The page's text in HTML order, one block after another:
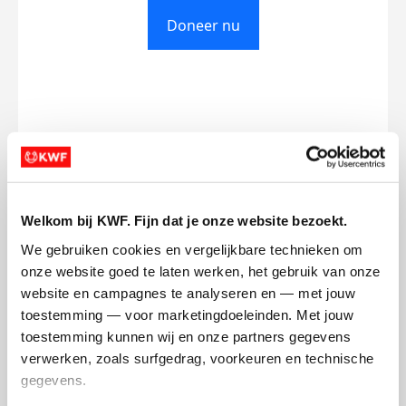
Welkom bij KWF. Fijn dat je onze website bezoekt.
We gebruiken cookies en vergelijkbare technieken om
onze website goed te laten werken, het gebruik van onze
website en campagnes te analyseren en — met jouw
toestemming — voor marketingdoeleinden. Met jouw
toestemming kunnen wij en onze partners gegevens
verwerken, zoals surfgedrag, voorkeuren en technische
gegevens.
Doneer nu
€0 €750
Doneer
Thea's badges